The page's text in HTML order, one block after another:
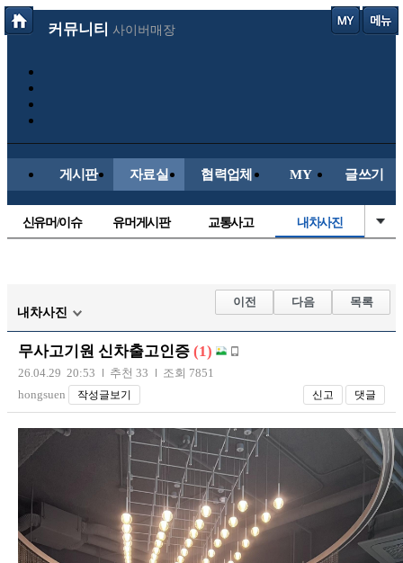
커뮤니티 사이버매장
게시판 자료실 협력업체 MY 글쓰기
신유머/이슈 유머게시판 교통사고 내차사진
자유사진 군사/무기
트럭/버스
장착시공사진
내차사진
이전 다음 목록
무사고기원 신차출고인증 (1)
26.04.29 20:53 추천 33
조회 7851
hongsuen
작성글보기 신고 댓글